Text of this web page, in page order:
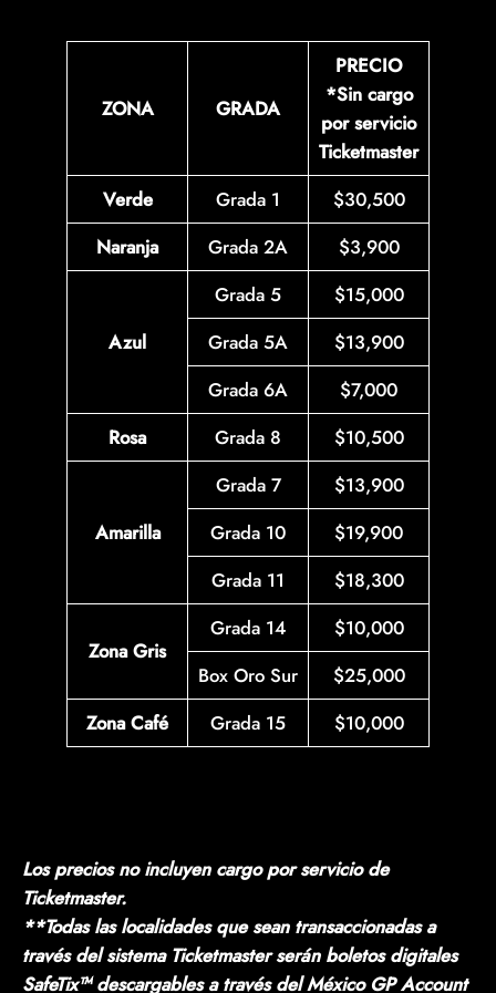
ZONA GRADA
PRECIO
*Sin cargo
por servicio
Ticketmaster
Verde
Grada 1
$30,500
Naranja
Grada 2A $3,900
Azul
Grada 5
$15,000
Grada 5A
$13,900
Grada 6A
$7,000
Rosa
Grada 8 $10,500
Amarilla
Grada 7
$13,900
Grada 10
$19,900
Grada 11
$18,300
Zona Gris
Grada 14
$10,000
Box Oro Sur
$25,000
Zona Café
Grada 15 $10,000
Los precios no incluyen cargo por servicio de
Ticketmaster.
**Todas las localidades que sean transaccionadas a
través del sistema Ticketmaster serán boletos digitales
SafeTix™ descargables a través del México GP Account